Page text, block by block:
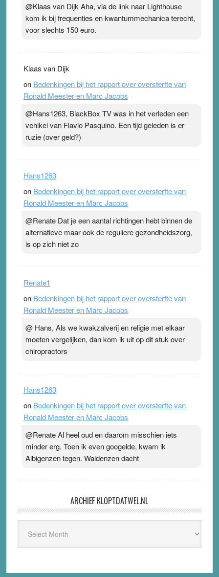
Pleisterplakkers in de topspsort ›[...]
@Klaas van Dijk Aha, via de link naar Lighthouse
kom ik bij frequenties en kwantummechanica terecht,
voor slechts 150 euro.
Klaas van Dijk
on Bedenkingen bij het rapport over oversterfte van
Ronald Meester en Marc Jacobs
@Hans1263, BlackBox TV was in het verleden een
vehikel van Flavio Pasquino. Een tijd geleden is er
ruzie (over geld?)
Hans1263
on Bedenkingen bij het rapport over oversterfte van
Ronald Meester en Marc Jacobs
@Renate Dat je een aantal richtingen hebt binnen de
alternatieve maar ook de reguliere gezondheidszorg,
is op zich niet zo
Renate1
on Bedenkingen bij het rapport over oversterfte van
Ronald Meester en Marc Jacobs
@ Hans, Als we kwakzalverij en religie met elkaar
moeten vergelijken, dan kom ik uit op dit stuk over
chiropractors
Hans1263
on Bedenkingen bij het rapport over oversterfte van
Ronald Meester en Marc Jacobs
@Renate Al heel oud en daarom misschien iets
minder erg. Toen ik even googelde, kwam ik
Albigenzen tegen. Waldenzen dacht
ARCHIEF KLOPTDATWEL.NL
Kloptdatwel.nl